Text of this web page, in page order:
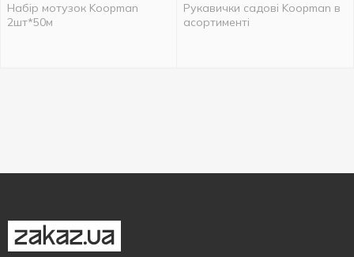
Набір мотузок Koopman
2шт*50м
Рукавички садові Koopman в
асортименті